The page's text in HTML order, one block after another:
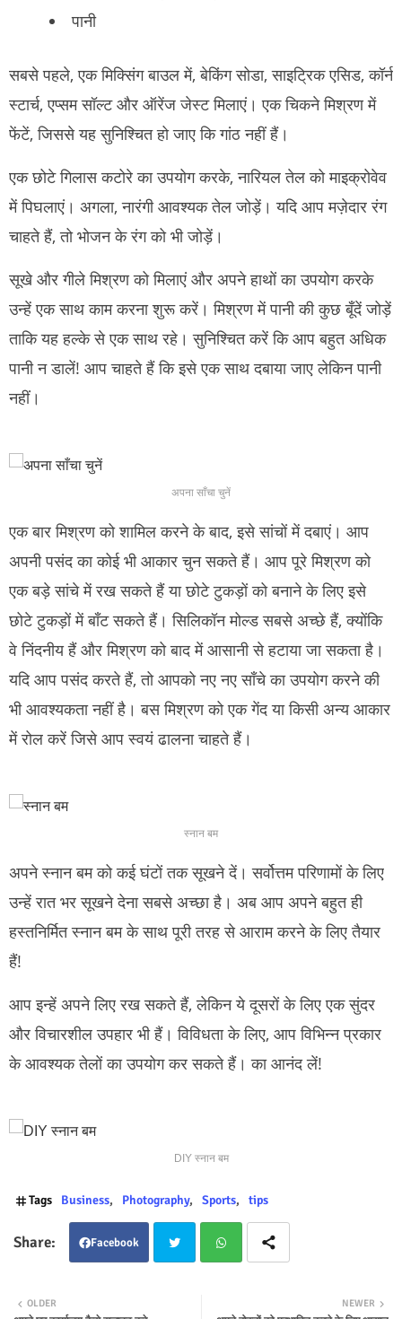
पानी
सबसे पहले, एक मिक्सिंग बाउल में, बेकिंग सोडा, साइट्रिक एसिड, कॉर्न
स्टार्च, एप्सम सॉल्ट और ऑरेंज जेस्ट मिलाएं।एक चिकने मिश्रण में
फेंटें, जिससे यह सुनिश्चित हो जाए कि गांठ नहीं हैं।
एक छोटे गिलास कटोरे का उपयोग करके, नारियल तेल को माइक्रोवेव
में पिघलाएं। अगला, नारंगी आवश्यक तेल जोड़ें।यदि आप मज़ेदार रंग
चाहते हैं, तो भोजन के रंग को भी जोड़ें।
सूखे और गीले मिश्रण को मिलाएं और अपने हाथों का उपयोग करके
उन्हें एक साथ काम करना शुरू करें।मिश्रण में पानी की कुछ बूँदें जोड़ें
ताकि यह हल्के से एक साथ रहे।सुनिश्चित करें कि आप बहुत अधिक
पानी न डालें! आप चाहते हैं कि इसे एक साथ दबाया जाए लेकिन पानी
नहीं।
अपना साँचा चुनें
एक बार मिश्रण को शामिल करने के बाद, इसे सांचों में दबाएं। आप
अपनी पसंद का कोई भी आकार चुन सकते हैं। आप पूरे मिश्रण को
एक बड़े सांचे में रख सकते हैं या छोटे टुकड़ों को बनाने के लिए इसे
छोटे टुकड़ों में बाँट सकते हैं।सिलिकॉन मोल्ड सबसे अच्छे हैं, क्योंकि
वे निंदनीय हैं और मिश्रण को बाद में आसानी से हटाया जा सकता है।
यदि आप पसंद करते हैं, तो आपको नए नए साँचे का उपयोग करने की
भी आवश्यकता नहीं है।बस मिश्रण को एक गेंद या किसी अन्य आकार
में रोल करें जिसे आप स्वयं ढालना चाहते हैं।
स्नान बम
अपने स्नान बम को कई घंटों तक सूखने दें।सर्वोत्तम परिणामों के लिए
उन्हें रात भर सूखने देना सबसे अच्छा है। अब आप अपने बहुत ही
हस्तनिर्मित स्नान बम के साथ पूरी तरह से आराम करने के लिए तैयार
हैं!
आप इन्हें अपने लिए रख सकते हैं, लेकिन ये दूसरों के लिए एक सुंदर
और विचारशील उपहार भी हैं।विविधता के लिए, आप विभिन्न प्रकार
के आवश्यक तेलों का उपयोग कर सकते हैं।का आनंद लें!
DIY स्नान बम
Tags Business Photography Sports tips
Facebook
NEWER
OLDER